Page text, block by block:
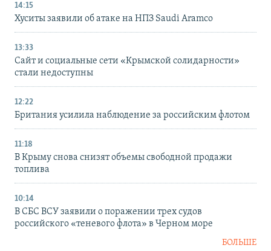
14:15
Хуситы заявили об атаке на НПЗ Saudi Aramco
13:33
Сайт и социальные сети «Крымской солидарности»
стали недоступны
12:22
Британия усилила наблюдение за российским флотом
11:18
В Крыму снова снизят объемы свободной продажи
топлива
10:14
В СБС ВСУ заявили о поражении трех судов
российского «теневого флота» в Черном море
БОЛЬШЕ